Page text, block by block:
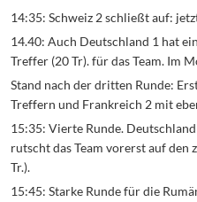
14:35: Schweiz 2 schließt auf:
14.40: Auch Deutschland 1 hat
Treffer (20 Tr). für das Team. Im
Stand nach der dritten Runde:
Treffern und Frankreich 2 mit
15:35: Vierte Runde.
rutscht das Team vorerst auf den
Tr.).
15:45: Starke Runde für die